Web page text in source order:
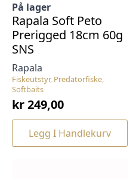
Fiskeutstyr, Predatorfiske,
Softbaits
Rapala
På lager
Rapala Soft Peto
Prerigged 18cm 60g
SNS
kr249,00
Legg I Handlekurv